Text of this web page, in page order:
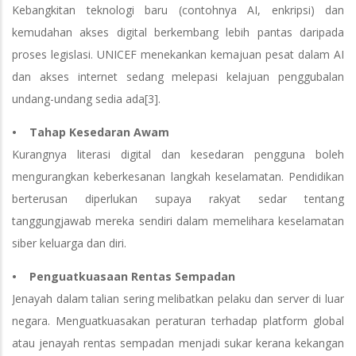
Kebangkitan teknologi baru (contohnya AI, enkripsi) dan
kemudahan akses digital berkembang lebih pantas daripada
proses legislasi. UNICEF menekankan kemajuan pesat dalam AI
dan akses internet sedang melepasi kelajuan penggubalan
undang-undang sedia ada[3].
• Tahap Kesedaran Awam
Kurangnya literasi digital dan kesedaran pengguna boleh
mengurangkan keberkesanan langkah keselamatan. Pendidikan
berterusan diperlukan supaya rakyat sedar tentang
tanggungjawab mereka sendiri dalam memelihara keselamatan
siber keluarga dan diri.
• Penguatkuasaan Rentas Sempadan
Jenayah dalam talian sering melibatkan pelaku dan server di luar
negara. Menguatkuasakan peraturan terhadap platform global
atau jenayah rentas sempadan menjadi sukar kerana kekangan